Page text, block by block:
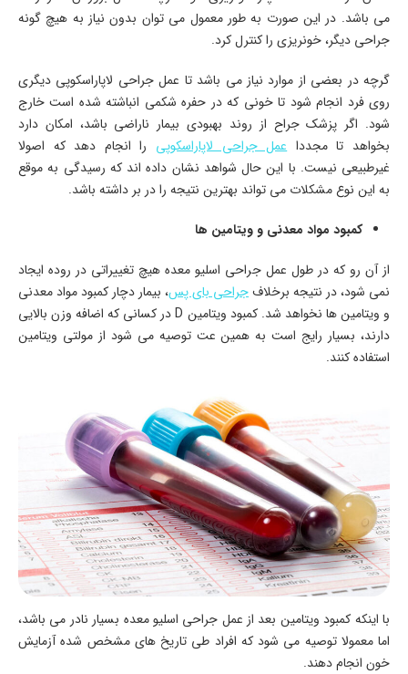
می باشد. در این صورت به طور معمول می توان بدون نیاز به هیچ گونه
جراحی دیگر، خونریزی را کنترل کرد.
گرچه در بعضی از موارد نیاز می باشد تا عمل جراحی لاپاراسکوپی دیگری
روی فرد انجام شود تا خونی که در حفره شکمی انباشته شده است خارج
شود. اگر پزشک جراح از روند بهبودی بیمار ناراضی باشد، امکان دارد
بخواهد تا مجدداعمل جراحی لاپاراسکوپی را انجام دهد که اصولا
غیرطبیعی نیست. با این حال شواهد نشان داده اند که رسیدگی به موقع
به این نوع مشکلات می تواند بهترین نتیجه را در بر داشته باشد.
کمبود مواد معدنی و ویتامین ها
از آن رو که در طول عمل جراحی اسلیو معده هیچ تغییراتی در روده ایجاد
نمی شود، در نتیجه برخلافجراحی بای پس، بیمار دچار کمبود مواد معدنی
و ویتامین ها نخواهد شد. کمبود ویتامین D در کسانی که اضافه وزن بالایی
دارند، بسیار رایج است به همین عت توصیه می شود از مولتی ویتامین
استفاده کنند.
با اینکه کمبود ویتامین بعد از عمل جراحی اسلیو معده بسیار نادر می باشد،
اما معمولا توصیه می شود که افراد طی تاریخ های مشخص شده آزمایش
خون انجام دهند.